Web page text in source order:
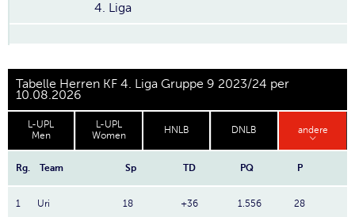
4. Liga
Tabelle Herren KF 4. Liga Gruppe 9 2023/24 per
10.08.2026
L-UPL
Men
L-UPL
Women
HNLB DNLB andere
Rg. Team Sp TD PQ P
1 Uri 18 +36 1.556 28